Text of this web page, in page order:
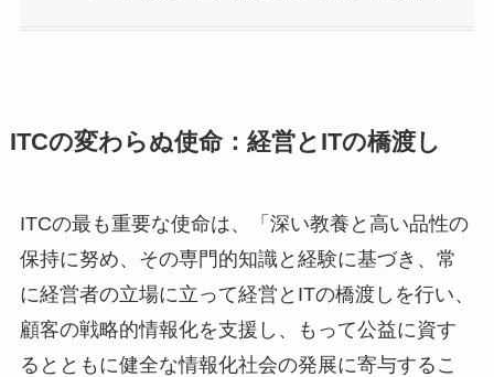
ITCの変わらぬ使命：経営とITの橋渡し
ITCの最も重要な使命は、「深い教養と高い品性の
保持に努め、その専門的知識と経験に基づき、常
に経営者の立場に立って経営とITの橋渡しを行い、
顧客の戦略的情報化を支援し、もって公益に資す
るとともに健全な情報化社会の発展に寄与するこ